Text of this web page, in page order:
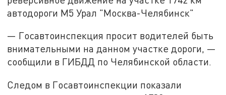
автодороги М5 Урал "Москва-Челябинск"
— Госавтоинспекция просит водителей быть
внимательными на данном участке дороги, —
сообщили в ГИБДД по Челябинской области.
Следом в Госавтоинспекции показали